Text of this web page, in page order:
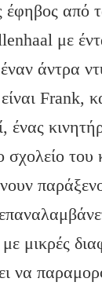
από
με
άντρα
Frank,
ένας
του
μικρές
να